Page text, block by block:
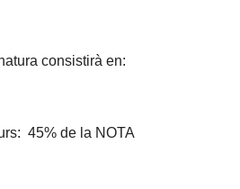
consistirà en:
45% de la NOTA